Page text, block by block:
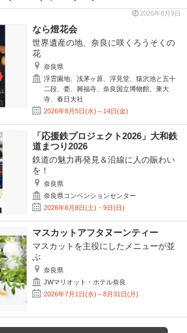
2026年8月9日
なら燈花会
世界遺産の地、奈良に咲くろうそくの
花
奈良県
浮雲園地、浅茅ヶ原、浮見堂、猿沢池と五十
二段、甍、興福寺、奈良国立博物館、東大
寺、春日大社
2026年8月5日(水)～14日(金)
「応援鉄プロジェクト2026」大和鉄
道まつり2026
鉄道の魅力再発見＆沿線に人の賑わい
を！
奈良県
奈良県コンベンションセンター
2026年8月8日(土)・9日(日)
マスカットアフタヌーンティー
マスカットを主役にしたメニューが並
ぶ
奈良県
JWマリオット・ホテル奈良
2026年7月1日(水)～8月31日(月)